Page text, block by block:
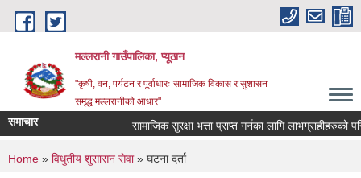
Skip to main content
मल्लरानी गाउँपालिका, प्यूठान
"कृषी, वन, पर्यटन र पूर्वाधारः सामाजिक विकास र सुशासन
समृद्ध मल्लरानीको आधार"
समाचार सामाजिक सुरक्षा भत्ता प्राप्त गर्नका लागि लाभग्राहीहरुको
You are here
Home » विधुतीय शुसासन सेवा» घटना दर्ता